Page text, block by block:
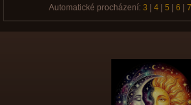
Automatické procházení: 3 4| 5 6 7